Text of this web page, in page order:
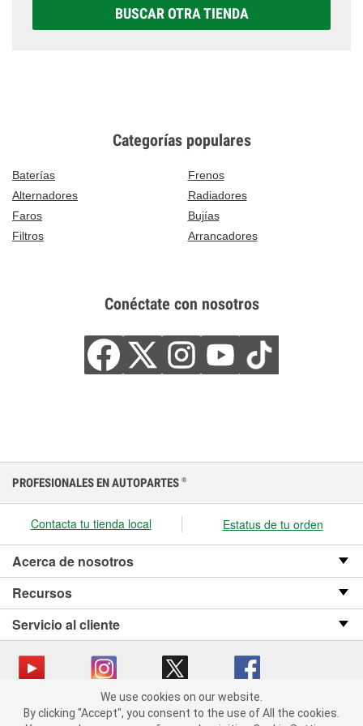
BUSCAR OTRA TIENDA
Categorías populares
Baterías
Frenos
Alternadores
Radiadores
Faros
Bujías
Filtros
Arrancadores
Conéctate con nosotros
We use cookies on our website. By clicking "Accept", you consent
to the use of All the cookies.
PROFESIONALES EN AUTOPARTES ®
Contacta tu tienda local Estatus de tu orden
Acerca de nosotros
Recursos
Servicio al cliente
Copyright © 2008-2026 O’Reilly Auto Parts v OST_3.2.0.0.729 (3) cv1361
We use cookies on our website.
By clicking "Accept", you consent to the use of All the cookies.